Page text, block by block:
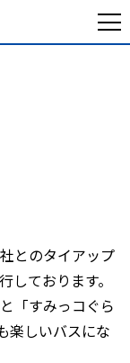
とのタイアップ
しております。
「すみっコぐら
楽しいバスにな